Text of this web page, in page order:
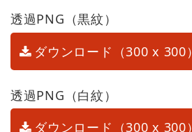
透過PNG（黒紋）
ダウンロード（300 x 300）
透過PNG（白紋）
ダウンロード（300 x 300）